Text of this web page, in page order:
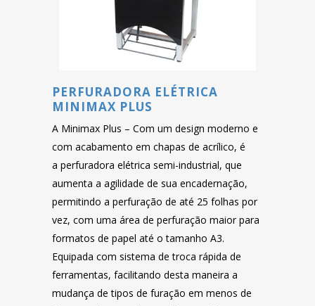
PERFURADORA ELÉTRICA
MINIMAX PLUS
A Minimax Plus – Com um design moderno e
com acabamento em chapas de acrílico, é
a perfuradora elétrica semi-industrial, que
aumenta a agilidade de sua encadernação,
permitindo a perfuração de até 25 folhas por
vez, com uma área de perfuração maior para
formatos de papel até o tamanho A3.
Equipada com sistema de troca rápida de
ferramentas, facilitando desta maneira a
mudança de tipos de furação em menos de